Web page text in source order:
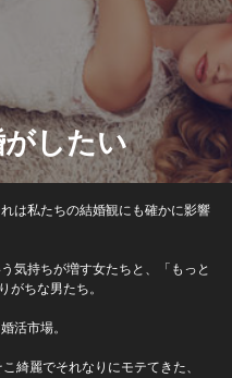
したい
は私たちの結婚観にも確かに影響
気持ちが増す女たちと、「もっと
がちな男たち。
活市場。
綺麗でそれなりにモテてきた、